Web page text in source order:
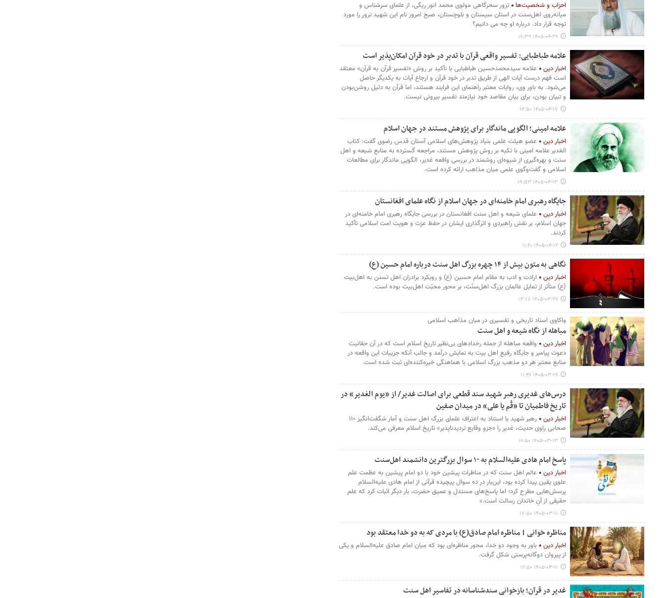
احزاب و شخصیت‌ها
ترور سحرگاهی مولوی محمد انور ریگی، از علمای سرشناس و
میانه‌روی اهل‌سنت در استان سیستان و بلوچستان، صبح امروز نام این شهید ترور را مورد
توجه قرار داد. درباره او چه می دانیم؟
۱۴۰۵-۰۴-۲۹ ۱۹:۳۹
علامه طباطبایی: تفسیر واقعی قرآن با تدبر در خود قرآن امکان‌پذیر است
اخبار دین
علامه سیدمحمدحسین طباطبایی با تأکید بر روش «تفسیر قرآن به قرآن» معتقد
است فهم درست آیات الهی از طریق تدبر در خود قرآن و ارجاع آیات به یکدیگر حاصل
می‌شود. به باور وی، روایات معتبر راهنمای این فرایند هستند، اما قرآن به دلیل روشن‌بودن
و تبیان بودن، برای بیان مقاصد خود نیازمند تفسیر بیرونی نیست.
۱۴۰۵-۰۴-۱۷ ۱۴:۵۰
علامه امینی؛ الگویی ماندگار برای پژوهش مستند در جهان اسلام
اخبار دین
عضو هیئت علمی بنیاد پژوهش‌های اسلامی آستان قدس رضوی گفت: کتاب
الغدیر علامه امینی با تکیه بر روش پژوهش مستند، مراجعه گسترده به منابع شیعه و اهل
سنت و بهره‌گیری از شیوه‌ای روشمند در بررسی واقعه غدیر، الگویی ماندگار برای مطالعات
اسلامی و گفت‌وگوی علمی میان مذاهب ارائه کرده است.
۱۴۰۵-۰۴-۱۳ ۱۹:۵۳
جایگاه رهبری امام خامنه‌ای در جهان اسلام از نگاه علمای افغانستان
اخبار دین
علمای شیعه و اهل سنت افغانستان در بررسی جایگاه رهبری امام خامنه‌ای در
جهان اسلام، بر نقش راهبردی و اثرگذاری ایشان در حفظ عزت و هویت امت اسلامی تأکید
کردند.
۱۴۰۵-۰۴-۱۲ ۱۱:۲۰
نگاهی به متون بیش از ۱۴ چهره بزرگ اهل سنت درباره امام حسین (ع)
اخبار دین
ارادت و ادب به مقام امام حسین (ع) و رویکرد برادران اهل تسنن به اهل‌بیت
(ع) متأثر از تمایل عالمان بزرگ اهل‌سنّت، بر محور محبّت اهل‌بیت بوده ‌است.
۱۴۰۵-۰۳-۲۶ ۱۳:۱۸
واکاوی اسناد تاریخی و تفسیری در میان مذاهب اسلامی
مباهله از نگاه شیعه و اهل سنت
اخبار دین
واقعه مباهله از جمله رخدادهای بی‌نظیر تاریخ اسلام است که در آن حقانیت
دعوت پیامبر و جایگاه رفیع اهل بیت به نمایش درآمد و جالب آنکه جزییات این واقعه در
منابع معتبر هر دو مذهب بزرگ اسلامی با هماهنگی خیره‌کننده‌ای ثبت شده است.
۱۴۰۵-۰۳-۱۹ ۱۱:۴۶
درس‌های غدیری رهبر شهید سند قطعی برای اصالت غدیر/ از «یوم الغدیر» در
تاریخ فاطمیان تا «قُم یا علی» در میدان صفین
اخبار دین
رهبر شهید با استناد به اعتراف علمای بزرگ اهل سنت و آمار شگفت‌انگیز ۱۱۰
صحابی راوی حدیث، غدیر را «جزو وقایع تردیدناپذیر» تاریخ اسلام معرفی می‌کند.
۱۴۰۵-۰۳-۱۳ ۱۶:۵۰
پاسخ امام هادی علیه‌السلام به ۱۰ سوال بزرگترین دانشمند اهل‌سنت
اخبار دین
عالم اهل سنت که در مناظرات پیشین خود با دو امام پیشین به عظمت علم
علوی یقین پیدا کرده بود، این‌بار در ده سوال پیچیده قرآنی از امام هادی علیه‌السلام
پرسش‌هایی مطرح کرد؛ اما پاسخ‌های مستدل و عمیق حضرت، بار دیگر اثبات کرد که علم
حقیقی از آنِ خاندان رسالت است.»
۱۴۰۵-۰۳-۱۱ ۱۷:۵۰
مناظره خوانی | مناظره امام صادق(ع) با مردی که به دو خدا معتقد بود
اخبار دین
باور به وجود دو خدا، محور مناظره‌ای بود که میان امام صادق علیه‌السلام و یکی
از پیروان دوگانه‌پرستی شکل گرفت.
۱۴۰۵-۰۳-۱۱ ۱۲:۵۰
غدیر در قرآن؛ بازخوانی سندشناسانه در تفاسیر اهل سنت